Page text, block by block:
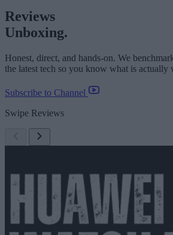
Reviews
Unboxing.
Honest, direct, and hands-on. We
the latest tech so you know what is actually
Subscribe to Channel
Swipe Reviews